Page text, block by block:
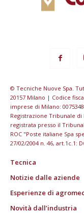
© Tecniche Nuove Spa.
20157 Milano | Codice
imprese di Milano:
Registrazione Tribunale
registrata presso il
ROC "Poste italiane Spa
27/02/2004 n. 46, art.1c.1:
Tecnica
Notizie dalle aziende
Esperienze di
Novità dall’industria